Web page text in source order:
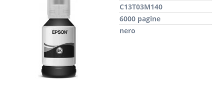
C13T03M140
6000 pagine
nero